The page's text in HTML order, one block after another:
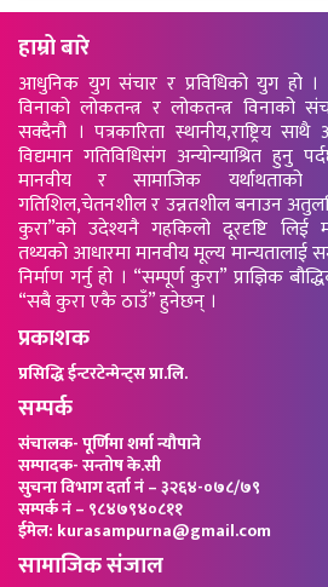
हाम्रो बारे
आधुनिक युग संचार र प्रविधिको युग हो ।
विनाको लोकतन्त्र र लोकतन्त्र विनाको
सक्दैनौ । पत्रकारिता स्थानीय,राष्ट्रिय साथै
विद्यमान गतिविधिसंग अन्योन्याश्रित हुनु
मानवीय र सामाजिक
गतिशिल,चेतनशील र उन्नतशील बनाउन
कुरा”को उदेश्यनै गहकिलो दूरदृष्टि लिई
तथ्यको आधारमा मानवीय मूल्य मान्यतालाई
निर्माण गर्नु हो । “सम्पूर्ण कुरा” प्राज्ञिक
“सबै कुरा एकै ठाउँ” हुनेछन् ।
प्रकाशक
प्रसिद्धि ईन्टरटेन्मेन्ट्स प्रा.लि.
सम्पर्क
संचालक- पूर्णिमा शर्मा न्यौपाने
सम्पादक- सन्तोष के.सी
सुचना विभाग दर्ता नं – ३२६४-०७८/७९
सम्पर्क नं – ९८४७९४०८११
ईमेल: kurasampurna@gmail.com
सामाजिक संजाल